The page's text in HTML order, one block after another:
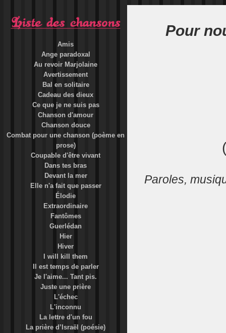
Amis
Ange paradoxal
Au revoir Marjolaine
Avertissement
Bal en solitaire
Cadeau des dieux
Ce que je ne suis pas
Chanson d'amour
Chanson douce
Combat pour une chanson (poème en
prose)
Coupable d'être vivant
Dans tes bras
Devant la mer
Elle n'a fait que passer
Élodie
Extraordinaire
Fantômes
Guerlédan
Hier
Hiver
I will kill them
Il est temps de parler
Je l'aime... Tant pis.
Juste une prière
L'échec
L'inconnu
La lettre d'un fou
La prière d’Israël (poésie)
Pour
Paroles,